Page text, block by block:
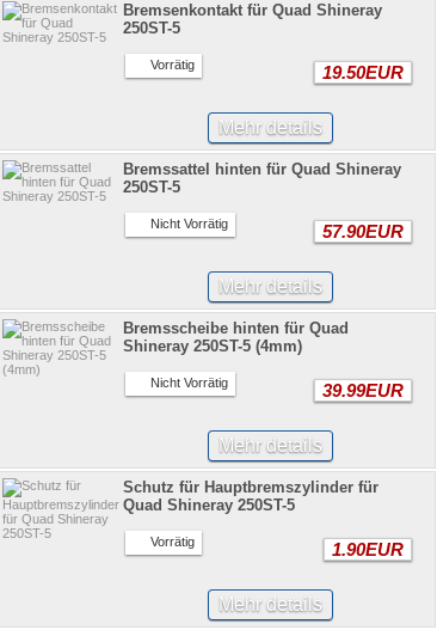
Bremsenkontakt für Quad Shineray
250ST-5
Vorrätig 19.50EUR
Mehr details
Bremssattel hinten für Quad Shineray
250ST-5
Nicht Vorrätig 57.90EUR
Mehr details
Bremsscheibe hinten für Quad
Shineray 250ST-5 (4mm)
Nicht Vorrätig 39.99EUR
Mehr details
Schutz für Hauptbremszylinder für
Quad Shineray 250ST-5
Vorrätig 1.90EUR
Mehr details